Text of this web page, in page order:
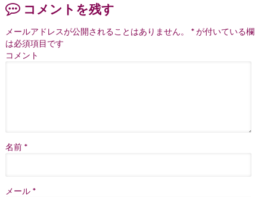
コメントを残す
メールアドレスが公開されることはありません。 *が付いている欄
は必須項目です
コメント
名前 *
メール *